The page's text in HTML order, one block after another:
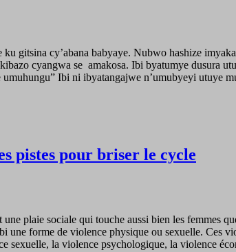
gitsina cy’abana babyaye. Nubwo hashize
cyangwa se amakosa. Ibi byatumye dusura
Ibi ni ibyatangajwe n’umubyeyi utuye
pistes pour briser le cycle
plaie sociale qui touche aussi bien les femmes
une forme de violence physique ou sexuelle. Ces
sexuelle, la violence psychologique, la violence